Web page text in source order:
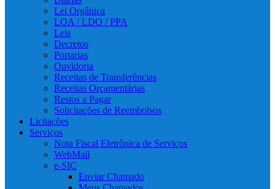
Lei Orgânica
LOA / LDO / PPA
Leis
Decretos
Portarias
Ouvidoria
Receitas de Transferências
Receitas Orçamentárias
Restos a Pagar
Solicitações de Reembolsos
Licitações
Serviços
Nota Fiscal Eletrônica de Serviços
WebMail
e-SIC
Enviar Chamado